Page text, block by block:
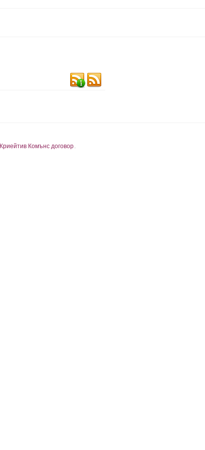
Криейтив Комънс договор.